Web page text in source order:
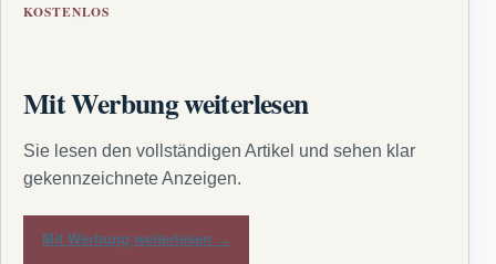
KOSTENLOS
Mit Werbung weiterlesen
Sie lesen den vollständigen Artikel und sehen klar
gekennzeichnete Anzeigen.
Mit Werbung weiterlesen →